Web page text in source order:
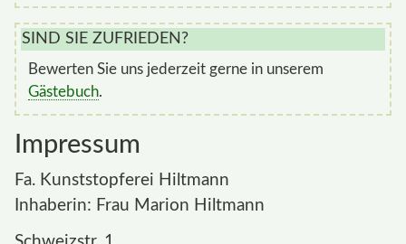
Impressum
Fa. Kunststopferei Hiltmann
Inhaberin: Frau Marion Hiltmann
SIND SIE ZUFRIEDEN?
Bewerten Sie uns jederzeit gerne in unserem
Gästebuch.